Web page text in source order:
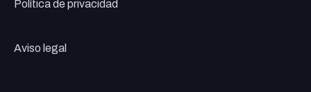
Política de privacidad
Aviso legal